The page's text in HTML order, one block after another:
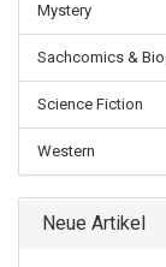
Mystery
Sachcomics &
Science Fiction
Western
Neue Artikel